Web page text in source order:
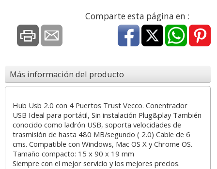
Comparte esta página en :
Más información del producto
Hub Usb 2.0 con 4 Puertos Trust Vecco. Conentrador
USB Ideal para portátil, Sin instalación Plug&play También
conocido como ladrón USB, soporta velocidades de
trasmisión de hasta 480 MB/segundo ( 2.0) Cable de 6
cms. Compatible con Windows, Mac OS X y Chrome OS.
Tamaño compacto: 15 x 90 x 19 mm
Siempre con el mejor servicio y los mejores precios.